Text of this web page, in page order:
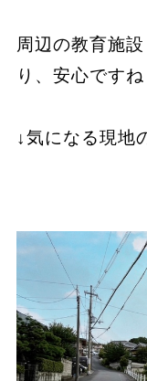
周辺の教育施
り、安心です
↓気になる現地